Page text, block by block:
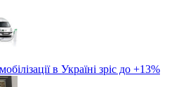
в Україні зріс до +13%